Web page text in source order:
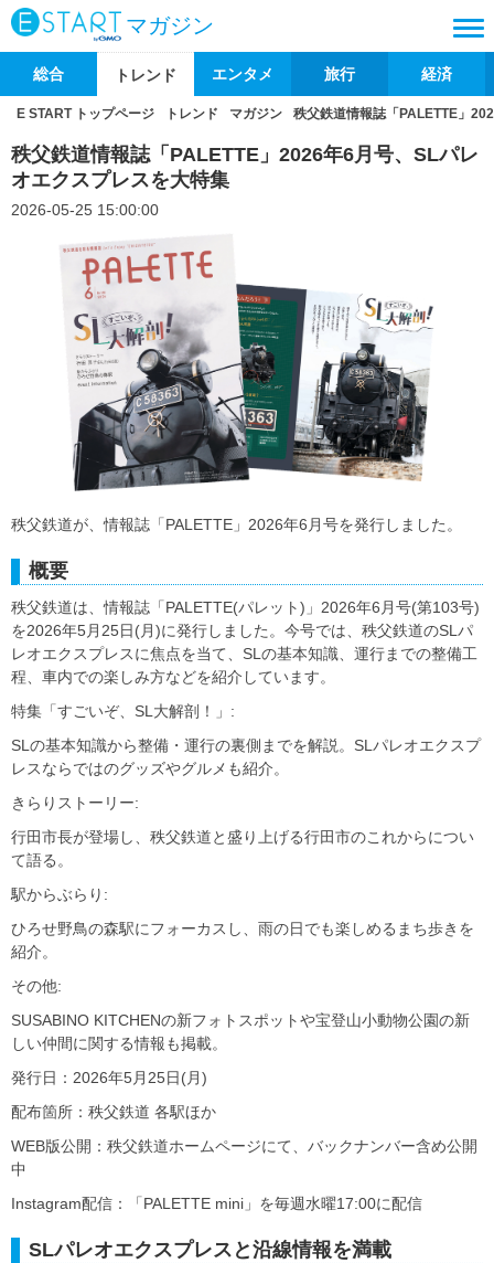
マガジン
総合 トレンド エンタメ 旅行 経済
E START トップページ トレンド マガジン 秩父鉄道情報誌「PALETTE」
秩父鉄道情報誌「PALETTE」2026年6月号、SLパレ
オエクスプレスを大特集
2026-05-25 15:00:00
秩父鉄道が、情報誌「PALETTE」2026年6月号を発行しました。
概要
秩父鉄道は、情報誌「PALETTE(パレット)」2026年6月号(第103号)
を2026年5月25日(月)に発行しました。今号では、秩父鉄道のSLパ
レオエクスプレスに焦点を当て、SLの基本知識、運行までの整備工
程、車内での楽しみ方などを紹介しています。
特集「すごいぞ、SL大解剖！」:
SLの基本知識から整備・運行の裏側までを解説。SLパレオエクスプ
レスならではのグッズやグルメも紹介。
きらりストーリー:
行田市長が登場し、秩父鉄道と盛り上げる行田市のこれからについ
て語る。
駅からぶらり:
ひろせ野鳥の森駅にフォーカスし、雨の日でも楽しめるまち歩きを
紹介。
その他:
SUSABINO KITCHENの新フォトスポットや宝登山小動物公園の新
しい仲間に関する情報も掲載。
発行日：2026年5月25日(月)
配布箇所：秩父鉄道 各駅ほか
WEB版公開：秩父鉄道ホームページにて、バックナンバー含め公開
中
Instagram配信：「PALETTE mini」を毎週水曜17:00に配信
SLパレオエクスプレスと沿線情報を満載